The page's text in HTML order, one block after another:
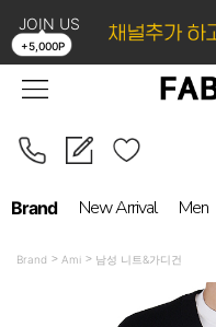
JOIN US
+5,000P
LOGIN
Brand New Arrival Men
Brand Ami 남성 니트&가디건